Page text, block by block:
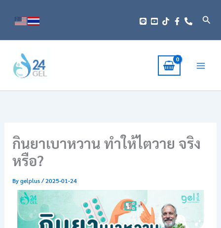
กินยาเบาหวาน ทำให้ไตวาย จริง
หรือ?
Bygelplus/2025-01-24